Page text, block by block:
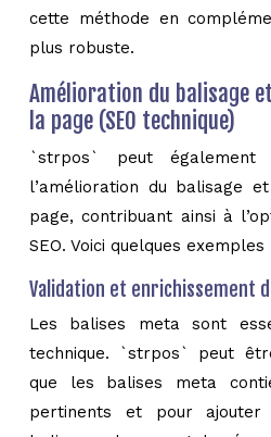
cette méthode en
plus robuste.
Amélioration du balisage
la page (SEO technique)
`strpos` peut
l’amélioration du balisage
page, contribuant ainsi à
SEO. Voici quelques exemples
Validation et enrichissement
Les balises meta sont
technique. `strpos` peut
que les balises meta
pertinents et pour ajouter